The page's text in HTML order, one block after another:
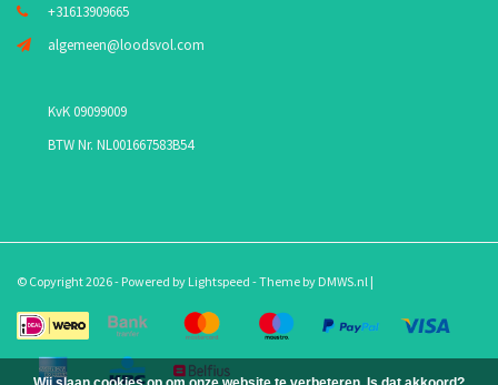
+31613909665
algemeen@loodsvol.com
KvK 09099009
BTW Nr. NL001667583B54
© Copyright 2026 - Powered by Lightspeed - Theme by DMWS.nl |